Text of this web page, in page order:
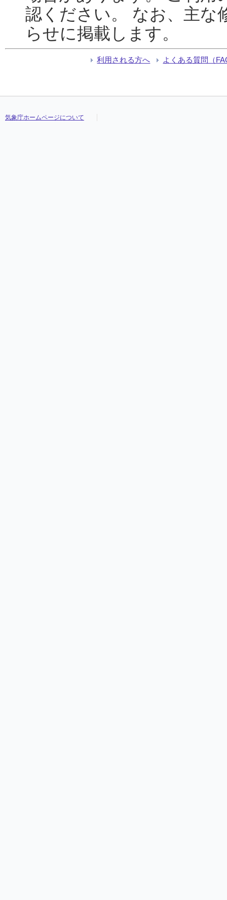
認ください。 なお、主な
らせに掲載します。
利用される方へ よくある質問（
気象庁ホームページについて